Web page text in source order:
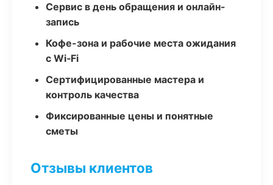
Сервис в день обращения и онлайн-
запись
Кофе-зона и рабочие места ожидания
с Wi‑Fi
Сертифицированные мастера и
контроль качества
Фиксированные цены и понятные
сметы
Отзывы клиентов